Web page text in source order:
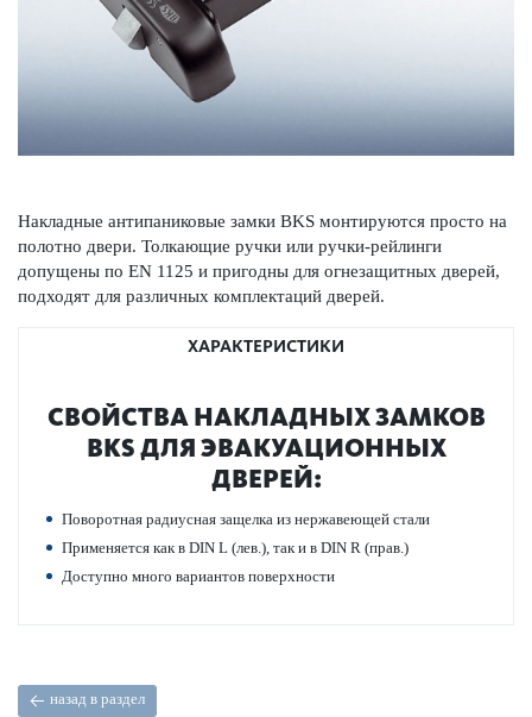
Накладные антипани­к­овые замки BKS монтируются просто на
пол­отно двери. Тол­кающие ручки или ручки-рейлинги
допущены по EN 1125 и пригодны для огнезащитных дверей,
подходят для различных комплектаций дверей.
ХАРАКТЕРИСТИКИ
СВОЙСТВА НАКЛАДНЫХ ЗАМКОВ
BKS ДЛЯ ЭВАКУАЦИО­ННЫХ
ДВЕРЕЙ:
Пово­р­отная радиусная защелка из нерж­а­в­еющей стали
Применяется как в DIN L (лев.), так и в DIN R (прав.)
Дос­тупно много вар­иантов пове­рхно­сти
назад в раздел